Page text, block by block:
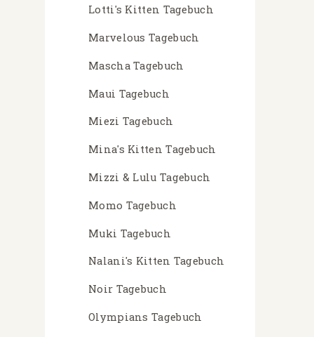
Lotti's Kitten Tagebuch
Marvelous Tagebuch
Mascha Tagebuch
Maui Tagebuch
Miezi Tagebuch
Mina's Kitten Tagebuch
Mizzi & Lulu Tagebuch
Momo Tagebuch
Muki Tagebuch
Nalani's Kitten Tagebuch
Noir Tagebuch
Olympians Tagebuch